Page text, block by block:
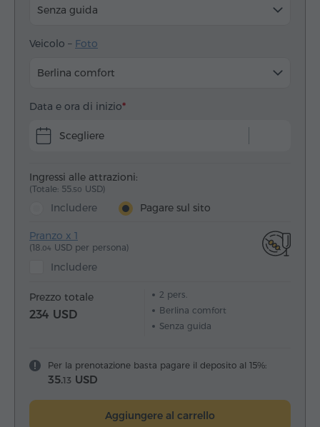
Senza guida
Veicolo – Foto
Berlina comfort
Data e ora di inizio
Scegliere
Ingressi alle attrazioni:
(Totale: 55.50 USD)
Includere Pagare sul sito
Pranzo x 1
(18.04 USD per persona)
Includere
Prezzo totale
234 USD
2pers.
Berlina comfort
Senza guida
Per la prenotazione basta pagare il deposito al 15%:
35.13 USD
Aggiungere al carrello